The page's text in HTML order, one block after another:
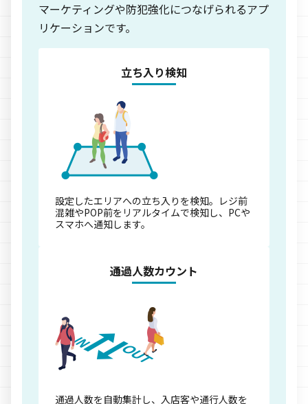
マーケティングや防犯強化につなげられるアプ
リケーションです。
立ち入り検知
設定したエリアへの立ち入りを検知。レジ前
混雑やPOP前をリアルタイムで検知し、PCや
スマホへ通知します。
通過人数カウント
通過人数を自動集計し、入店客や通行人数を